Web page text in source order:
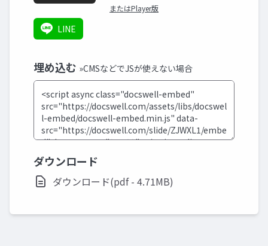
またはPlayer版
LINE
埋め込む »CMSなどでJSが使えない場合
ダウンロード
ダウンロード(pdf - 4.71MB)